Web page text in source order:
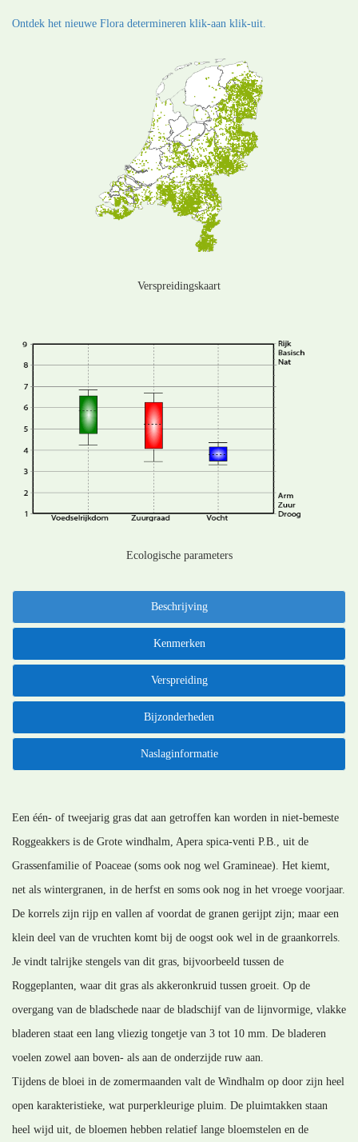
Ontdek het nieuwe Flora determineren klik-aan klik-uit.
Verspreidingskaart
Ecologische parameters
Beschrijving
Kenmerken
Verspreiding
Bijzonderheden
Naslaginformatie
Een één- of tweejarig gras dat aan getroffen kan worden in niet-bemeste
Roggeakkers is de Grote windhalm, Apera spica-venti P.B., uit de
Grassenfamilie of Poaceae (soms ook nog wel Gramineae). Het kiemt,
net als wintergranen, in de herfst en soms ook nog in het vroege voorjaar.
De korrels zijn rijp en vallen af voordat de granen gerijpt zijn; maar een
klein deel van de vruchten komt bij de oogst ook wel in de graankorrels.
Je vindt talrijke stengels van dit gras, bijvoorbeeld tussen de
Roggeplanten, waar dit gras als akkeronkruid tussen groeit. Op de
overgang van de bladschede naar de bladschijf van de lijnvormige, vlakke
bladeren staat een lang vliezig tongetje van 3 tot 10 mm. De bladeren
voelen zowel aan boven- als aan de onderzijde ruw aan.
Tijdens de bloei in de zomermaanden valt de Windhalm op door zijn heel
open karakteristieke, wat purperkleurige pluim. De pluimtakken staan
heel wijd uit, de bloemen hebben relatief lange bloemstelen en de